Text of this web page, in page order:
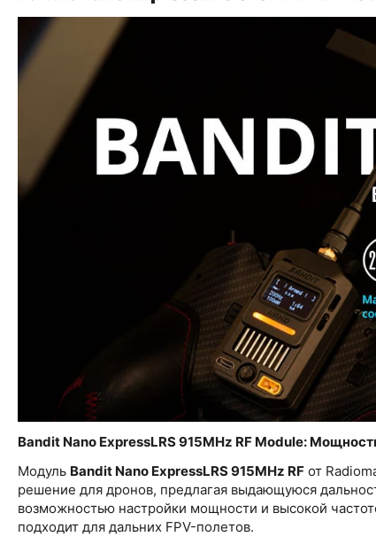
Bandit Nano ExpressLRS 915MHz RF Module:
Модуль Bandit Nano ExpressLRS 915MHz RF от
решение для дронов, предлагая выдающуюся
возможностью настройки мощности и высокой
подходит для дальних FPV-полетов.